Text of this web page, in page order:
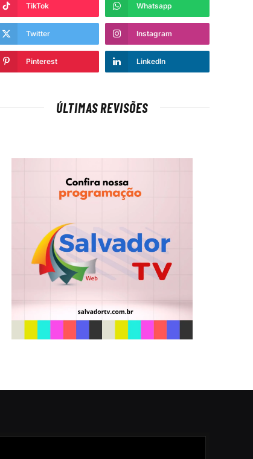
TikTok Whatsapp
Twitter Instagram
Pinterest LinkedIn
ÚLTIMAS REVISÕES